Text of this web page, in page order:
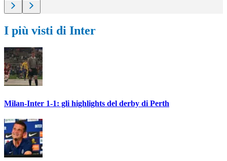
I più visti di Inter
Milan-Inter 1-1: gli highlights del derby di Perth